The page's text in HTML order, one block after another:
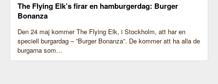
The Flying Elk’s firar en hamburgerdag: Burger
Bonanza
Den 24 maj kommer The Flying Elk, i Stockholm, att har en
speciell burgardag – ”Burger Bonanza”. De kommer att ha alla de
burgarna som…